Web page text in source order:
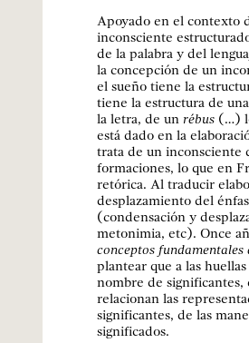
Apoyado en el contexto
inconsciente
de la palabra y del
la concepción de un
el sueño tiene la
tiene la estructura de
la letra, de un rébus (…)
está dado en la
trata de un inconsciente
formaciones, lo que en
retórica. Al traducir
desplazamiento del
(condensación y
metonimia, etc). Once
conceptos fundamentales
plantear que a las
nombre de significantes,
relacionan las
significantes, de las
significados.